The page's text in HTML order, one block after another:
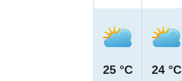
25 °C 24 °C